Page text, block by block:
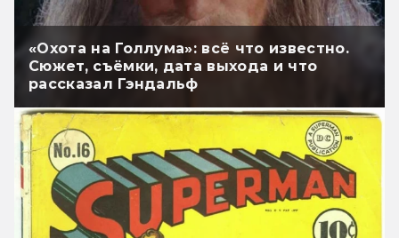
«Охота на Голлума»: всё что известно.
Сюжет, съёмки, дата выхода и что
рассказал Гэндальф